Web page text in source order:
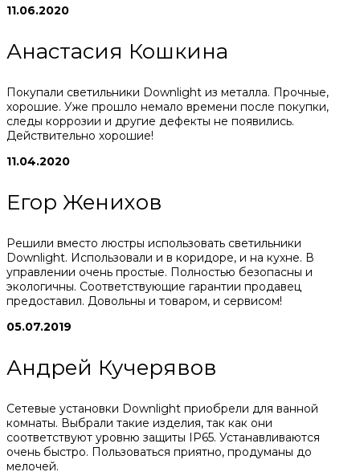
11.06.2020
Анастасия Кошкина
Покупали светильники Downlight из металла. Прочные,
хорошие. Уже прошло немало времени после покупки,
следы коррозии и другие дефекты не появились.
Действительно хорошие!
11.04.2020
Егор Женихов
Решили вместо люстры использовать светильники
Downlight. Использовали и в коридоре, и на кухне. В
управлении очень простые. Полностью безопасны и
экологичны. Соответствующие гарантии продавец
предоставил. Довольны и товаром, и сервисом!
05.07.2019
Андрей Кучерявов
Сетевые установки Downlight приобрели для ванной
комнаты. Выбрали такие изделия, так как они
соответствуют уровню защиты IP65. Устанавливаются
очень быстро. Пользоваться приятно, продуманы до
мелочей.